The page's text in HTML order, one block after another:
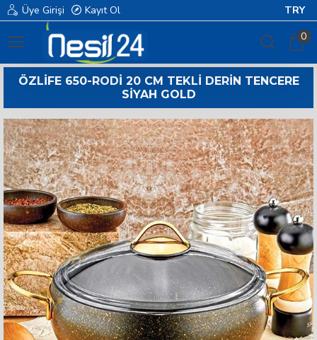
Üye Girişi Kayıt Ol
TRY
0
ÖZLIFE 650-RODI 20 CM TEKLI DERIN TENCERE
SIYAH GOLD